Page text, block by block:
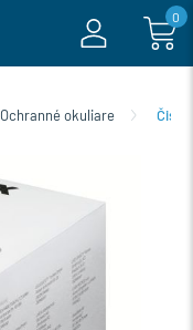
0
Ochranné okuliare